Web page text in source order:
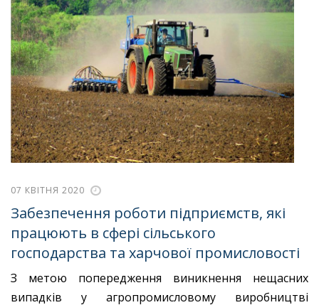
07 КВІТНЯ 2020
Забезпечення роботи підприємств, які
працюють в сфері сільського
господарства та харчової промисловості
З метою попередження виникнення нещасних
випадків у агропромисловому виробництві